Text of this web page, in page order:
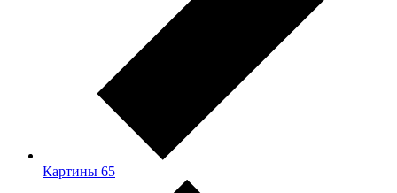
Картины 65